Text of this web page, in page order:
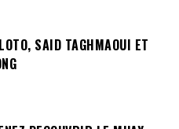
SAID TAGHMAOUI ET